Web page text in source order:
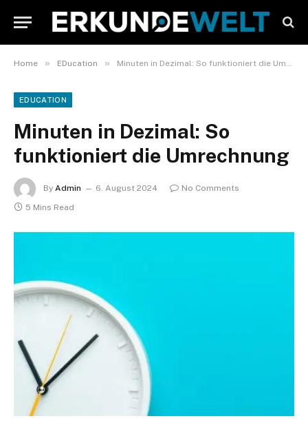
Home » EDucation » Minuten in Dezimal: So funktioniert die Umrechnung
EDUCATION
Minuten in Dezimal: So
funktioniert die Umrechnung
By Admin 6. August 2024
No Comments
5 Mins Read